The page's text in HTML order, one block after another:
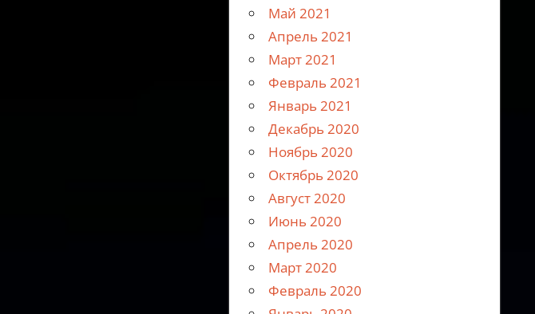
Май 2021
Апрель 2021
Март 2021
Февраль 2021
Январь 2021
Декабрь 2020
Ноябрь 2020
Октябрь 2020
Август 2020
Июнь 2020
Апрель 2020
Март 2020
Февраль 2020